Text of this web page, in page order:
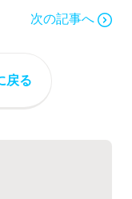
次の記事へ
戻る